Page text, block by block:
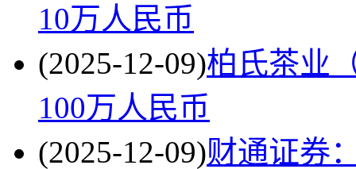
10万人民币
(2025-12-09)柏氏茶业
100万人民币
(2025-12-09)财通证券